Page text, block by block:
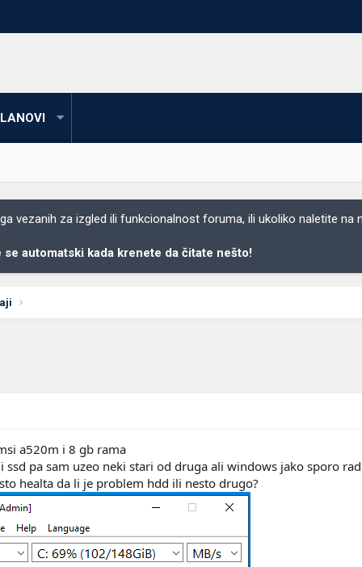
vezanih za izgled ili funkcionalnost foruma, ili ukoliko naletite na
se automatski kada krenete da čitate nešto!
a520m i 8 gb rama
ssd pa sam uzeo neki stari od druga ali windows jako sporo
healta da li je problem hdd ili nesto drugo?